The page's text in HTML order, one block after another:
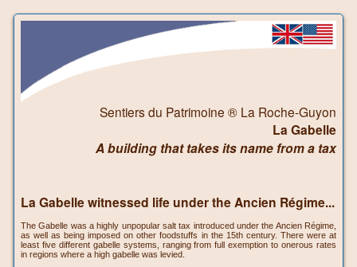
Sentiers du Patrimoine ® La Roche-Guyon
La Gabelle
A building that takes its name from a tax
La Gabelle witnessed life under the Ancien Régime...
The Gabelle was a highly unpopular salt tax introduced under the Ancien Régime,
as well as being imposed on other foodstuffs in the 15th century. There were at
least five different gabelle systems, ranging from full exemption to onerous rates
in regions where a high gabelle was levied.